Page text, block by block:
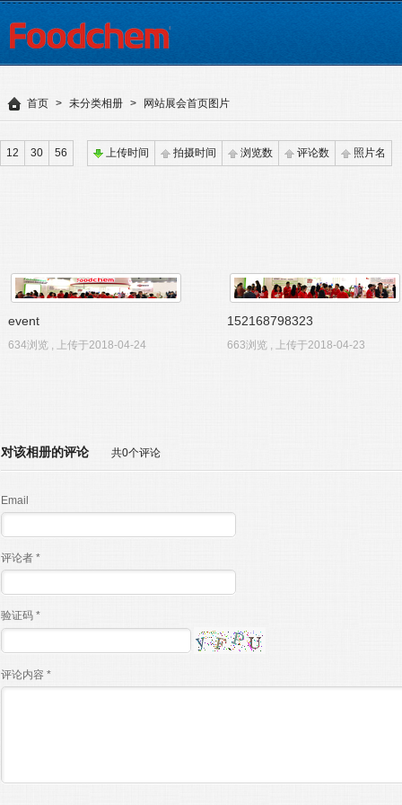
首页 > 未分类相册 > 网站展会首页图片
12 30 56 上传时间 拍摄时间 浏览数 评论数 照片名
event
634浏览 , 上传于2018-04-24
152168798323
663浏览 , 上传于2018-04-23
对该相册的评论 共0个评论
Email
评论者 *
验证码 *
评论内容 *